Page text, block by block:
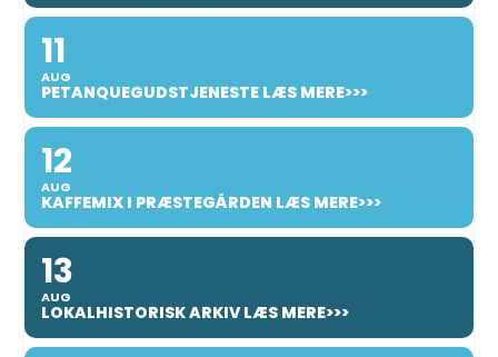
11
AUG
PETANQUEGUDSTJENESTE LÆS MERE>>>
12
AUG
KAFFEMIX I PRÆSTEGÅRDEN LÆS MERE>>>
13
AUG
LOKALHISTORISK ARKIV LÆS MERE>>>